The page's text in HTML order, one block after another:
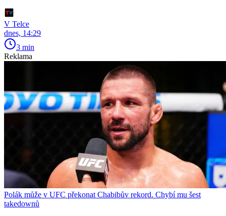
V Telce
dnes, 14:29
3 min
Reklama
Polák může v UFC překonat Chabibův rekord. Chybí mu šest
takedownů